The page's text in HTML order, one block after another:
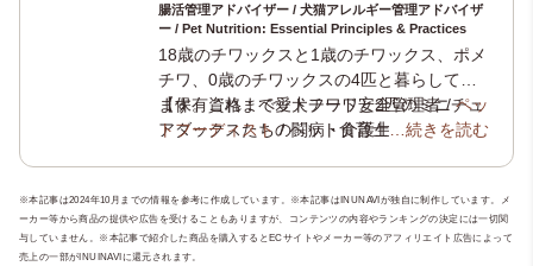
腸活管理アドバイザー / 犬猫アレルギー管理アドバイザ
ー / Pet Nutrition: Essential Principles & Practices
18歳のチワックスと1歳のチワックス、ポメ
チワ、0歳のチワックスの4匹と暮らしてい
ます。これまで愛犬チワワと2匹のミニチュ
アダックスたちの闘病・介護生活の経験か
ペット専門ライティングチーム「いぬのこ
とば」や老犬と暮らす飼い主様のためのオ
ンライン相談窓口
【保有資格：ペットフード安全管理者 /ペッ
トフーディスト/ ペット食育士1級 /犬の管
イリスト/動物介護士/ホリスティックケ
ア・カウンセラー / JKC愛犬飼育管理士/ ペ
ットセーバー / ペットセーバーEMR / 犬の
…続きを読む
※本記事は2024年10月までの情報を参考に作成しています。※本記事はINUNAVIが独自に制作しています。メ
ーカー等から商品の提供や広告を受けることもありますが、コンテンツの内容やランキングの決定には一切関
与していません。※本記事で紹介した商品を購入するとECサイトやメーカー等のアフィリエイト広告によって
売上の一部がINUINAVIに還元されます。